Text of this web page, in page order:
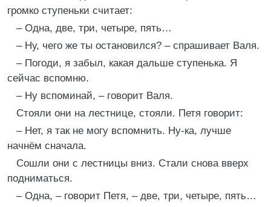
громко ступеньки считает:
– Одна, две, три, четыре, пять…
– Ну, чего же ты остановился? – спрашивает Валя.
– Погоди, я забыл, какая дальше ступенька. Я
сейчас вспомню.
– Ну вспоминай, – говорит Валя.
Стояли они на лестнице, стояли. Петя говорит:
– Нет, я так не могу вспомнить. Ну-ка, лучше
начнём сначала.
Сошли они с лестницы вниз. Стали снова вверх
подниматься.
– Одна, – говорит Петя, – две, три, четыре, пять…